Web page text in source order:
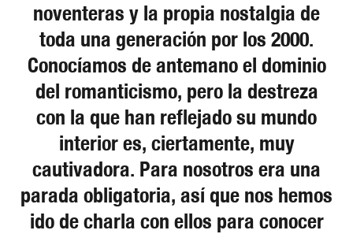
noventeras y la propia nostalgia de
toda una generación por los 2000.
Conocíamos de antemano el dominio
del romanticismo, pero la destreza
con la que han reflejado su mundo
interior es, ciertamente, muy
cautivadora. Para nosotros era una
parada obligatoria, así que nos hemos
ido de charla con ellos para conocer